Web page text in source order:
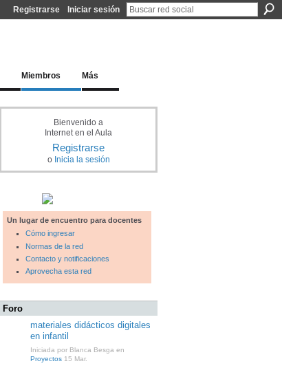
Registrarse Iniciar sesión
Miembros Más
Bienvenido a
Internet en el Aula
Registrarse
o Inicia la sesión
Un lugar de encuentro para docentes
Cómo ingresar
Normas de la red
Contacto y notificaciones
Aprovecha esta red
Foro
materiales didácticos digitales
en infantil
Iniciada por Blanca Besga en
Proyectos 15 Mar.